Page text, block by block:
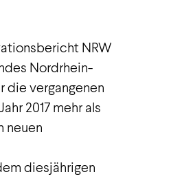
NRW
Nordrhein-
die vergangenen
2017 mehr als
neuen
diesjährigen